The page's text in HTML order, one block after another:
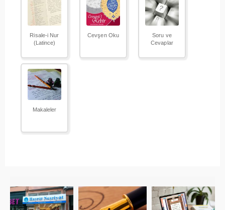
Risale-i Nur
(Latince)
Cevşen Oku
Soru ve
Cevaplar
Makaleler